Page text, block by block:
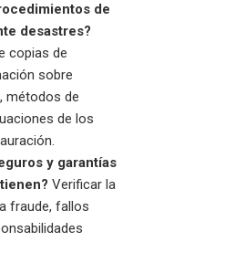
de
desastres?
copias de
sobre
métodos de
de los
y garantías
Verificar la
fraude, fallos